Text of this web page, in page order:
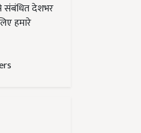
संबंधित देशभर
हमारे